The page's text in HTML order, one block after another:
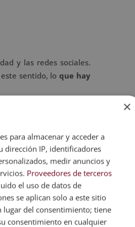
y las redes sociales.
este sentido, loque hay
Esto incluye muchos
×
para almacenar y acceder a
dirección IP, identificadores
medir anuncios y
Proveedores de terceros
el uso de datos de
se aplican solo a este sitio
lugar del consentimiento; tiene
consentimiento en cualquier